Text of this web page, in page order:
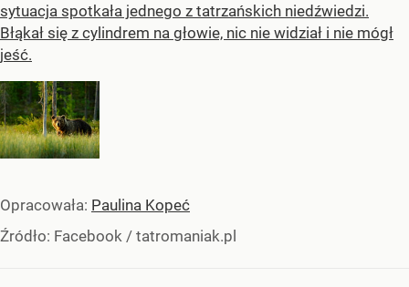
sytuacja spotkała jednego z tatrzańskich niedźwiedzi.
Błąkał się z cylindrem na głowie, nic nie widział i nie mógł
jeść.
Opracowała: Paulina Kopeć
Źródło: Facebook / tatromaniak.pl